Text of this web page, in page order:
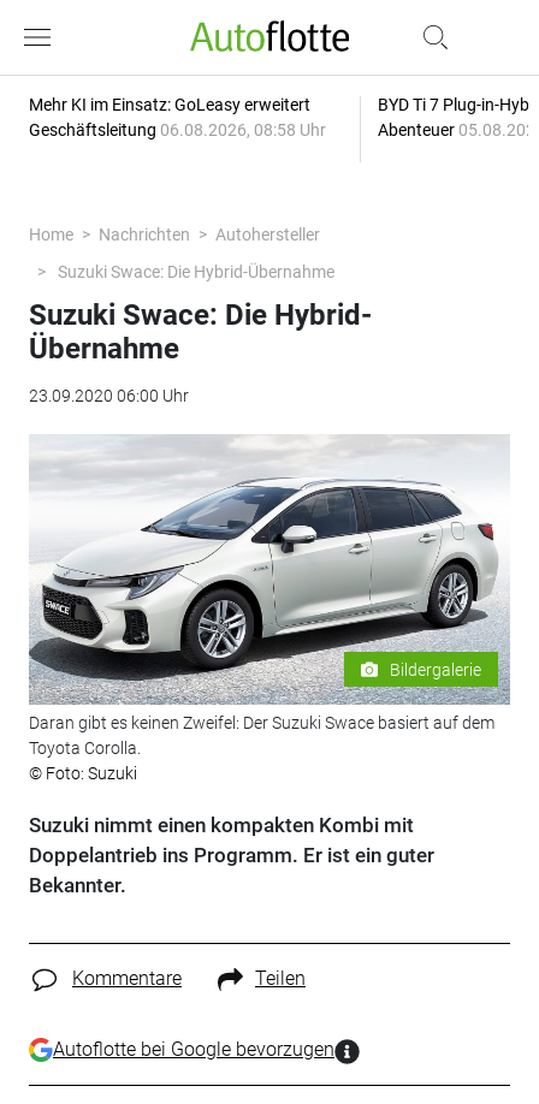
Mehr KI im Einsatz: GoLeasy erweitert
Geschäftsleitung 06.08.2026, 08:58 Uhr
BYD Ti 7 Plug-in-
Abenteuer
Home Nachrichten
Autohersteller
Suzuki Swace: Die Hybrid-Übernahme
Suzuki Swace: Die Hybrid-
Übernahme
23.09.2020 06:00 Uhr
Bildergalerie
Daran gibt es keinen Zweifel: Der Suzuki Swace basiert auf dem
Toyota Corolla.
© Foto: Suzuki
Suzuki nimmt einen kompakten Kombi mit
Doppelantrieb ins Programm. Er ist ein guter
Bekannter.
Kommentare Teilen
Autoflotte bei Google bevorzugen